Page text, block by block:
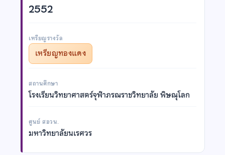
2552
เหรียญรางวัล
เหรียญทองแดง
สถานศึกษา
โรงเรียนวิทยาศาสตร์จุฬาภรณราชวิทยาลัย พิษณุโลก
ศูนย์ สอวน.
มหาวิทยาลัยนเรศวร